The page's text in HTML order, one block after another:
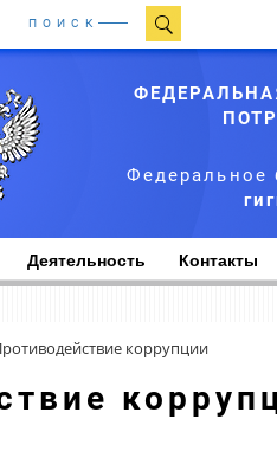
ПОИСК
Федеральное
Деятельность Контакты
коррупции